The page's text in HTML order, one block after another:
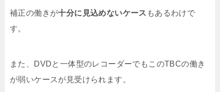
補正の働きが十分に見込めないケース もあるわけで
す。
また、DVDと一体型のレコーダーでもこのTBCの働き
が弱いケースが見受けられます。